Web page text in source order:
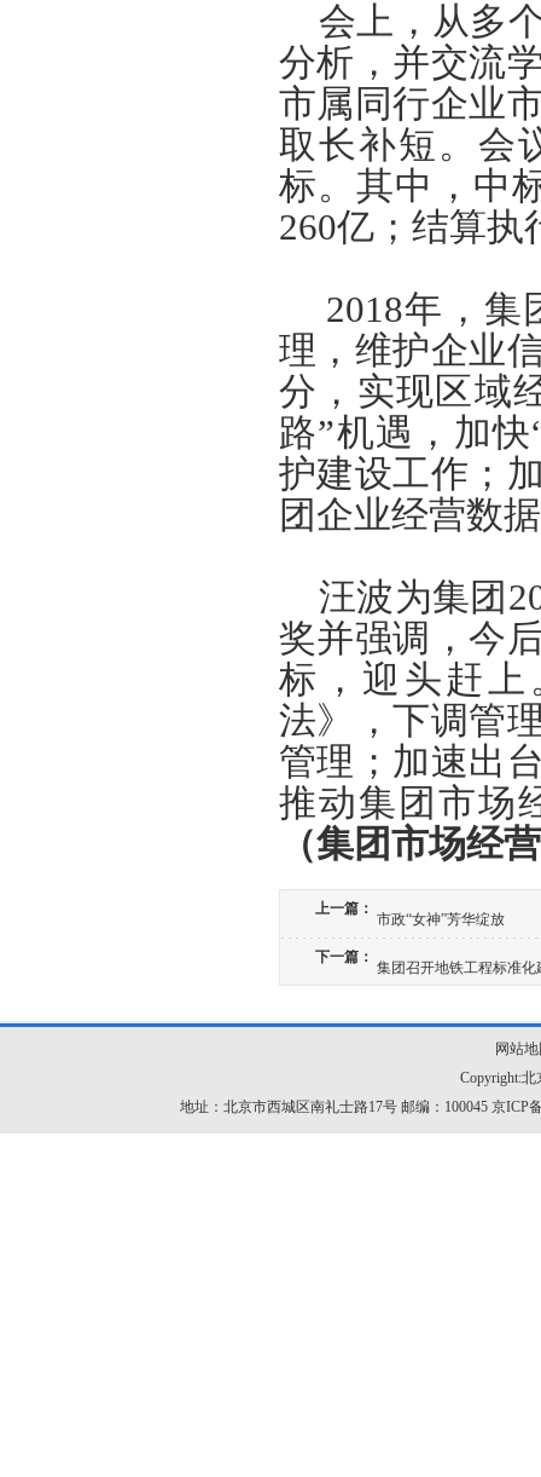
会上，从多
分析，并交流
市属同行企业
取长补短。会
标。其中，中
260亿；结算执
2018年，集
理，维护企业
分，实现区域
路”机遇，加
护建设工作；
团企业经营数
汪波为集团
奖并强调，今
标，迎头赶
法》，下调管
管理；加速出
推动集团市场
（集团市场经
上一篇： 市政“女神”芳华绽放
下一篇： 集团召开地铁工程标准化
网站
Copyright:
地址：北京市西城区南礼士路17号 邮编：100045 京ICP